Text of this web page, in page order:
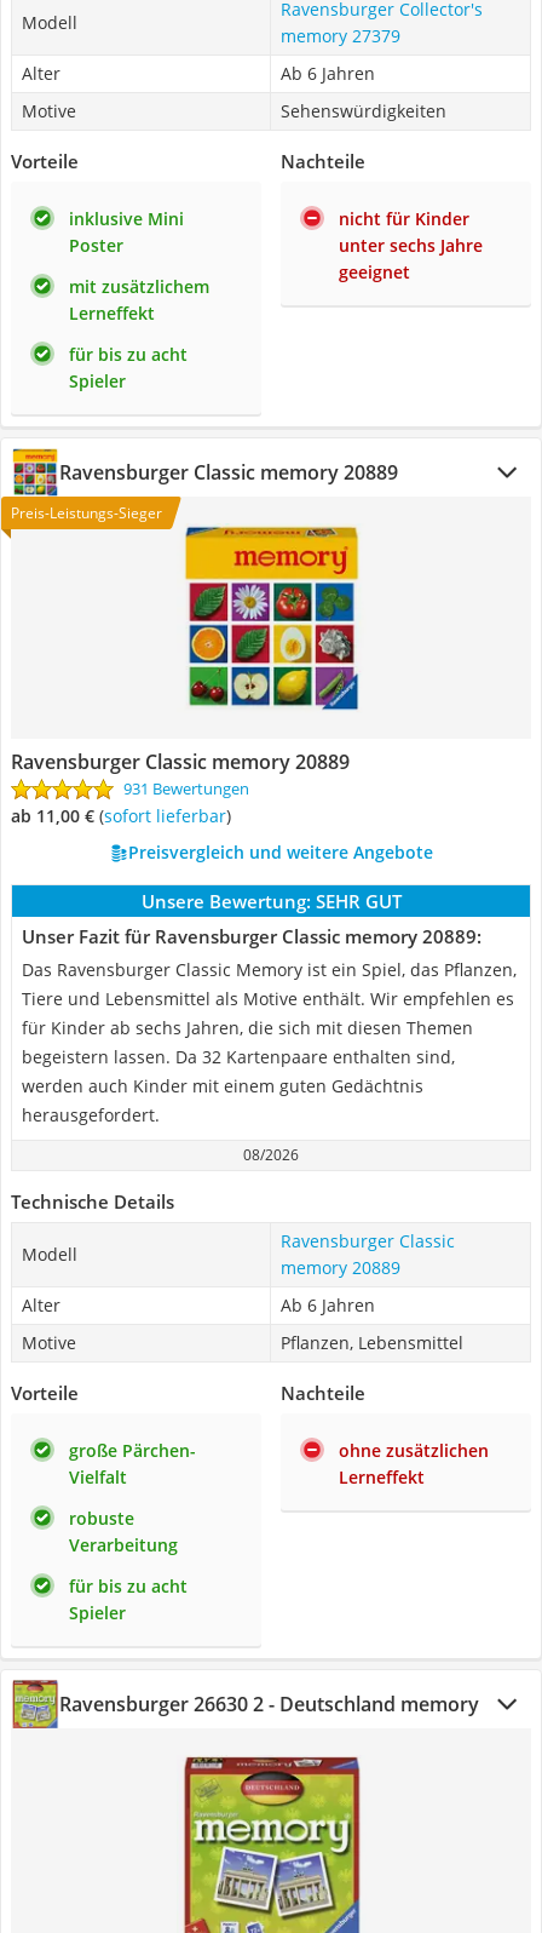
Modell
Ravensburger Collector's
memory 27379
Alter
Ab 6 Jahren
Motive
Sehenswürdigkeiten
Vorteile
inklusive Mini
Poster
mit zusätzlichem
Lerneffekt
für bis zu acht
Spieler
Nachteile
nicht für Kinder
unter sechs Jahre
geeignet
Ravensburger Classic memory 20889
Preis-Leistungs-Sieger
Ravensburger Classic memory 20889
931 Bewertungen
ab 11,00 € ( Sofort lieferbar)
Preisvergleich und weitere Angebote
Unsere Bewertung: SEHR GUT
Unser Fazit für Ravensburger Classic memory 20889:
Das Ravensburger Classic Memory ist ein Spiel, das Pflanzen,
Tiere und Lebensmittel als Motive enthält. Wir empfehlen es
für Kinder ab sechs Jahren, die sich mit diesen Themen
begeistern lassen. Da 32 Kartenpaare enthalten sind,
werden auch Kinder mit einem guten Gedächtnis
herausgefordert.
08/2026
Technische Details
Modell
Ravensburger Classic
memory 20889
Alter
Ab 6 Jahren
Motive
Pflanzen, Lebensmittel
Vorteile
große Pärchen-
Vielfalt
robuste
Verarbeitung
für bis zu acht
Spieler
Nachteile
ohne zusätzlichen
Lerneffekt
Ravensburger 26630 2 - Deutschland memory